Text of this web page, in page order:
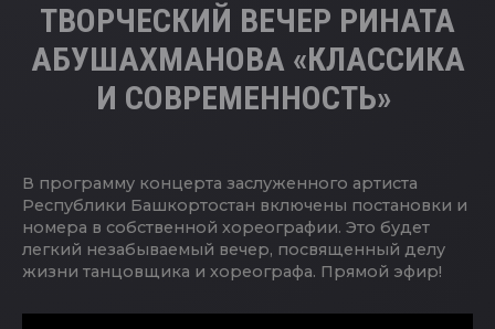
ТВОРЧЕСКИЙ ВЕЧЕР РИНАТА
АБУШАХМАНОВА «КЛАССИКА
И СОВРЕМЕННОСТЬ»
В программу концерта заслуженного артиста
Республики Башкортостан включены постановки и
номера в собственной хореографии. Это будет
легкий незабываемый вечер, посвященный делу
жизни танцовщика и хореографа. Прямой эфир!